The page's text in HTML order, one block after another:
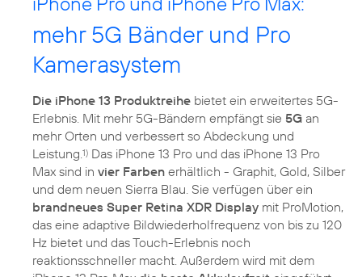
mehr 5G Bänder und Pro
Kamerasystem
Die iPhone 13 Produktreihe bietet ein erweitertes 5G-
Erlebnis. Mit mehr 5G-Bändern empfängt sie 5G an
mehr Orten und verbessert so Abdeckung und
Leistung. 1) Das iPhone 13 Pro und das iPhone 13 Pro
Max sind in vier Farben erhältlich - Graphit, Gold, Silber
und dem neuen Sierra Blau. Sie verfügen über ein
brandneues Super Retina XDR Display mit ProMotion,
das eine adaptive Bildwiederholfrequenz von bis zu 120
Hz bietet und das Touch-Erlebnis noch
reaktionsschneller macht. Außerdem wird mit dem